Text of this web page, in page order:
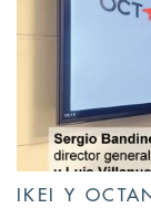
IKEI Y